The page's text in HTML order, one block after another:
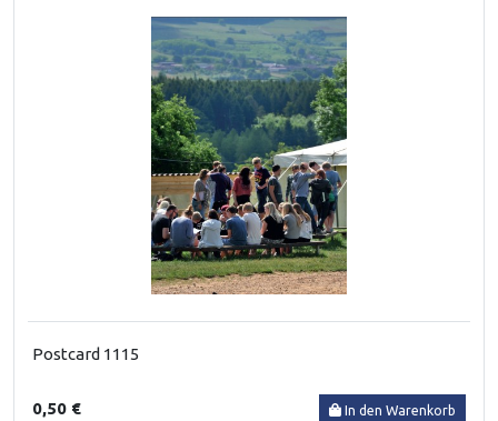
Postcard 1115
0,50 € In den Warenkorb